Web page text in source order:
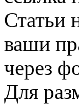
Статьи
ваши
через
Для